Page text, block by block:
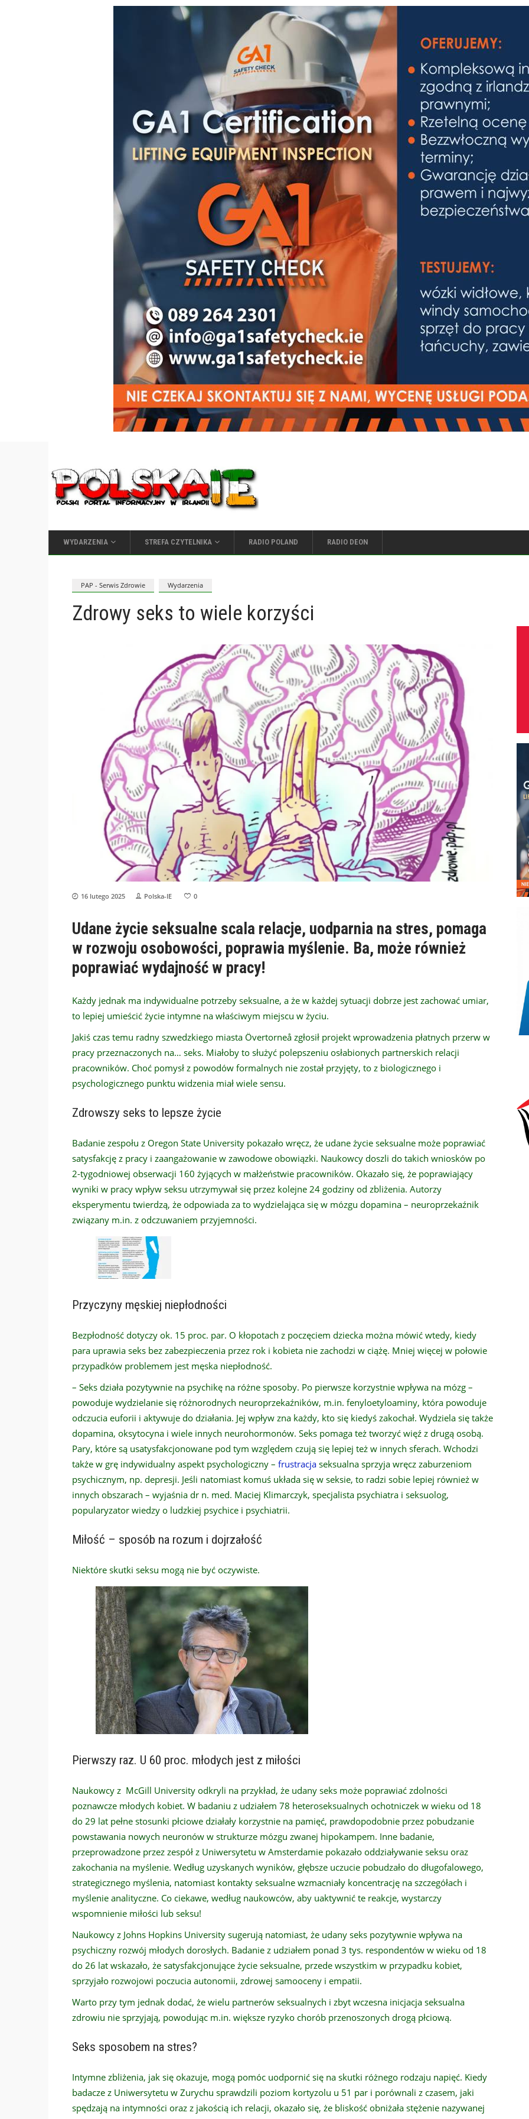
WYDARZENIA STREFA CZYTELNIKA RADIO POLAND RADIO DEON
PAP - Serwis Zdrowie Wydarzenia
Zdrowy seks to wiele korzyści
16 lutego 2025 Polska-IE 0
Udane życie seksualne scala relacje, uodparnia na stres, pomaga
w rozwoju osobowości, poprawia myślenie. Ba, może również
poprawiać wydajność w pracy!
Każdy jednak ma indywidualne potrzeby seksualne, a że w każdej sytuacji dobrze jest zachować umiar,
to lepiej umieścić życie intymne na właściwym miejscu w życiu.
Jakiś czas temu radny szwedzkiego miasta Övertorneå zgłosił projekt wprowadzenia płatnych przerw w
pracy przeznaczonych na… seks. Miałoby to służyć polepszeniu osłabionych partnerskich relacji
pracowników. Choć pomysł z powodów formalnych nie został przyjęty, to z biologicznego i
psychologicznego punktu widzenia miał wiele sensu.
Zdrowszy seks to lepsze życie
Badanie zespołu z Oregon State University pokazało wręcz, że udane życie seksualne może poprawiać
satysfakcję z pracy i zaangażowanie w zawodowe obowiązki. Naukowcy doszli do takich wniosków po
2-tygodniowej obserwacji 160 żyjących w małżeństwie pracowników. Okazało się, że poprawiający
wyniki w pracy wpływ seksu utrzymywał się przez kolejne 24 godziny od zbliżenia. Autorzy
eksperymentu twierdzą, że odpowiada za to wydzielająca się w mózgu dopamina – neuroprzekaźnik
związany m.in. z odczuwaniem przyjemności.
Przyczyny męskiej niepłodności
Bezpłodność dotyczy ok. 15 proc. par. O kłopotach z poczęciem dziecka można mówić wtedy, kiedy
para uprawia seks bez zabezpieczenia przez rok i kobieta nie zachodzi w ciążę. Mniej więcej w połowie
przypadków problemem jest męska niepłodność.
– Seks działa pozytywnie na psychikę na różne sposoby. Po pierwsze korzystnie wpływa na mózg –
powoduje wydzielanie się różnorodnych neuroprzekaźników, m.in. fenyloetyloaminy, która powoduje
odczucia euforii i aktywuje do działania. Jej wpływ zna każdy, kto się kiedyś zakochał. Wydziela się także
dopamina, oksytocyna i wiele innych neurohormonów. Seks pomaga też tworzyć więź z drugą osobą.
Pary, które są usatysfakcjonowane pod tym względem czują się lepiej też w innych sferach. Wchodzi
także w grę indywidualny aspekt psychologiczny – frustracja seksualna sprzyja wręcz zaburzeniom
psychicznym, np. depresji. Jeśli natomiast komuś układa się w seksie, to radzi sobie lepiej również w
innych obszarach – wyjaśnia dr n. med. Maciej Klimarczyk, specjalista psychiatra i seksuolog,
popularyzator wiedzy o ludzkiej psychice i psychiatrii.
Miłość – sposób na rozum i dojrzałość
Niektóre skutki seksu mogą nie być oczywiste.
Pierwszy raz. U 60 proc. młodych jest z miłości
Naukowcy z McGill University odkryli na przykład, że udany seks może poprawiać zdolności
poznawcze młodych kobiet. W badaniu z udziałem 78 heteroseksualnych ochotniczek w wieku od 18
do 29 lat pełne stosunki płciowe działały korzystnie na pamięć, prawdopodobnie przez pobudzanie
powstawania nowych neuronów w strukturze mózgu zwanej hipokampem. Inne badanie,
przeprowadzone przez zespół z Uniwersytetu w Amsterdamie pokazało oddziaływanie seksu oraz
zakochania na myślenie. Według uzyskanych wyników, głębsze uczucie pobudzało do długofalowego,
strategicznego myślenia, natomiast kontakty seksualne wzmacniały koncentrację na szczegółach i
myślenie analityczne. Co ciekawe, według naukowców, aby uaktywnić te reakcje, wystarczy
wspomnienie miłości lub seksu!
Naukowcy z Johns Hopkins University sugerują natomiast, że udany seks pozytywnie wpływa na
psychiczny rozwój młodych dorosłych. Badanie z udziałem ponad 3 tys. respondentów w wieku od 18
do 26 lat wskazało, że satysfakcjonujące życie seksualne, przede wszystkim w przypadku kobiet,
sprzyjało rozwojowi poczucia autonomii, zdrowej samooceny i empatii.
Warto przy tym jednak dodać, że wielu partnerów seksualnych i zbyt wczesna inicjacja seksualna
zdrowiu nie sprzyjają, powodując m.in. większe ryzyko chorób przenoszonych drogą płciową.
Seks sposobem na stres?
Intymne zbliżenia, jak się okazuje, mogą pomóc uodpornić się na skutki różnego rodzaju napięć. Kiedy
badacze z Uniwersytetu w Zurychu sprawdzili poziom kortyzolu u 51 par i porównali z czasem, jaki
spędzają na intymności oraz z jakością ich relacji, okazało się, że bliskość obniżała stężenie nazywanej